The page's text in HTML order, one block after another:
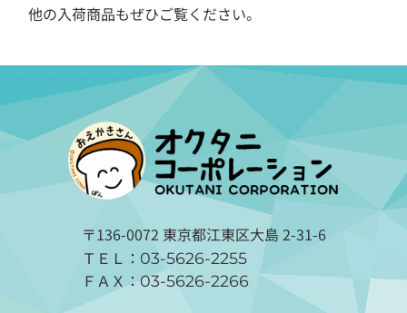
他の入荷商品もぜひご覧ください。
〒136-0072 東京都江東区大島 2-31-6
ＴＥＬ： 03-5626-2255
ＦＡＸ： 03-5626-2266